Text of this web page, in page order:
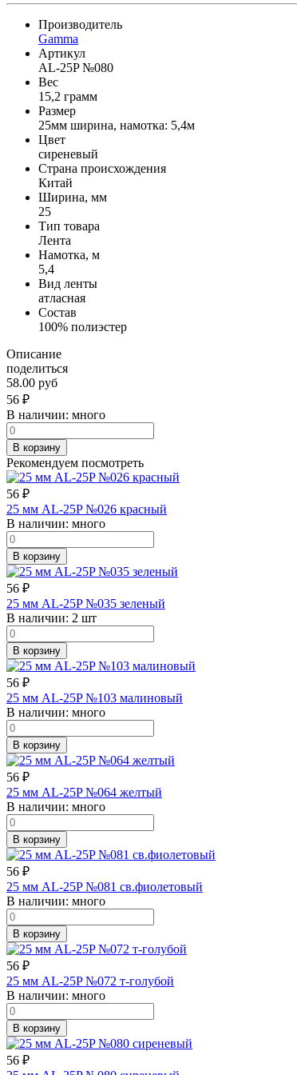
Производитель
Gamma
Артикул
AL-25P №080
Вес
15,2 грамм
Размер
25мм ширина, намотка: 5,4м
Цвет
сиреневый
Страна происхождения
Китай
Ширина, мм
25
Тип товара
Лента
Намотка, м
5,4
Вид ленты
атласная
Состав
100% полиэстер
Описание
поделиться
58.00 руб
56 ₽
В наличии: много
В корзину
Рекомендуем посмотреть
56 ₽
25 мм AL-25P №026 красный
В наличии: много
В корзину
56 ₽
25 мм AL-25P №035 зеленый
В наличии: 2 шт
В корзину
56 ₽
25 мм AL-25P №103 малиновый
В наличии: много
В корзину
56 ₽
25 мм AL-25P №064 желтый
В наличии: много
В корзину
56 ₽
25 мм AL-25P №081 св.фиолетовый
В наличии: много
В корзину
56 ₽
25 мм AL-25P №072 т-голубой
В наличии: много
В корзину
56 ₽